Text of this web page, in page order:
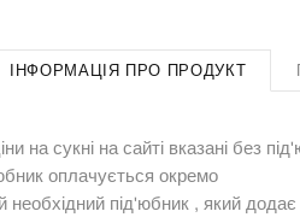
ІНФОРМАЦІЯ ПРО ПРОДУКТ
на сукні на сайті вказані без
оплачується окремо
необхідний під'юбник , який